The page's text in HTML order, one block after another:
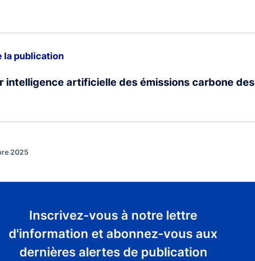
la publication
intelligence artificielle des émissions carbone des
2025
Inscrivez-vous à notre lettre
d'information et abonnez-vous aux
dernières alertes de publication